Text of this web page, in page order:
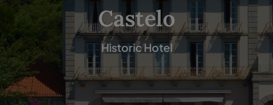
Castelo
Historic Hotel